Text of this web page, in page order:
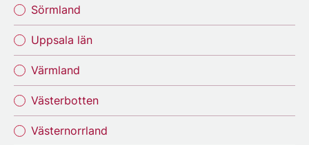
Sörmland
Uppsala län
Värmland
Västerbotten
Västernorrland